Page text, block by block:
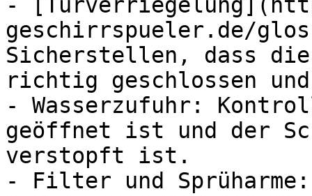
geschirrspueler.de/
Sicherstellen, dass
richtig geschlossen
- Wasserzufuhr:
geöffnet ist und der
verstopft ist.
- Filter und